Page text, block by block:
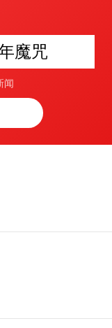
魔咒
闻